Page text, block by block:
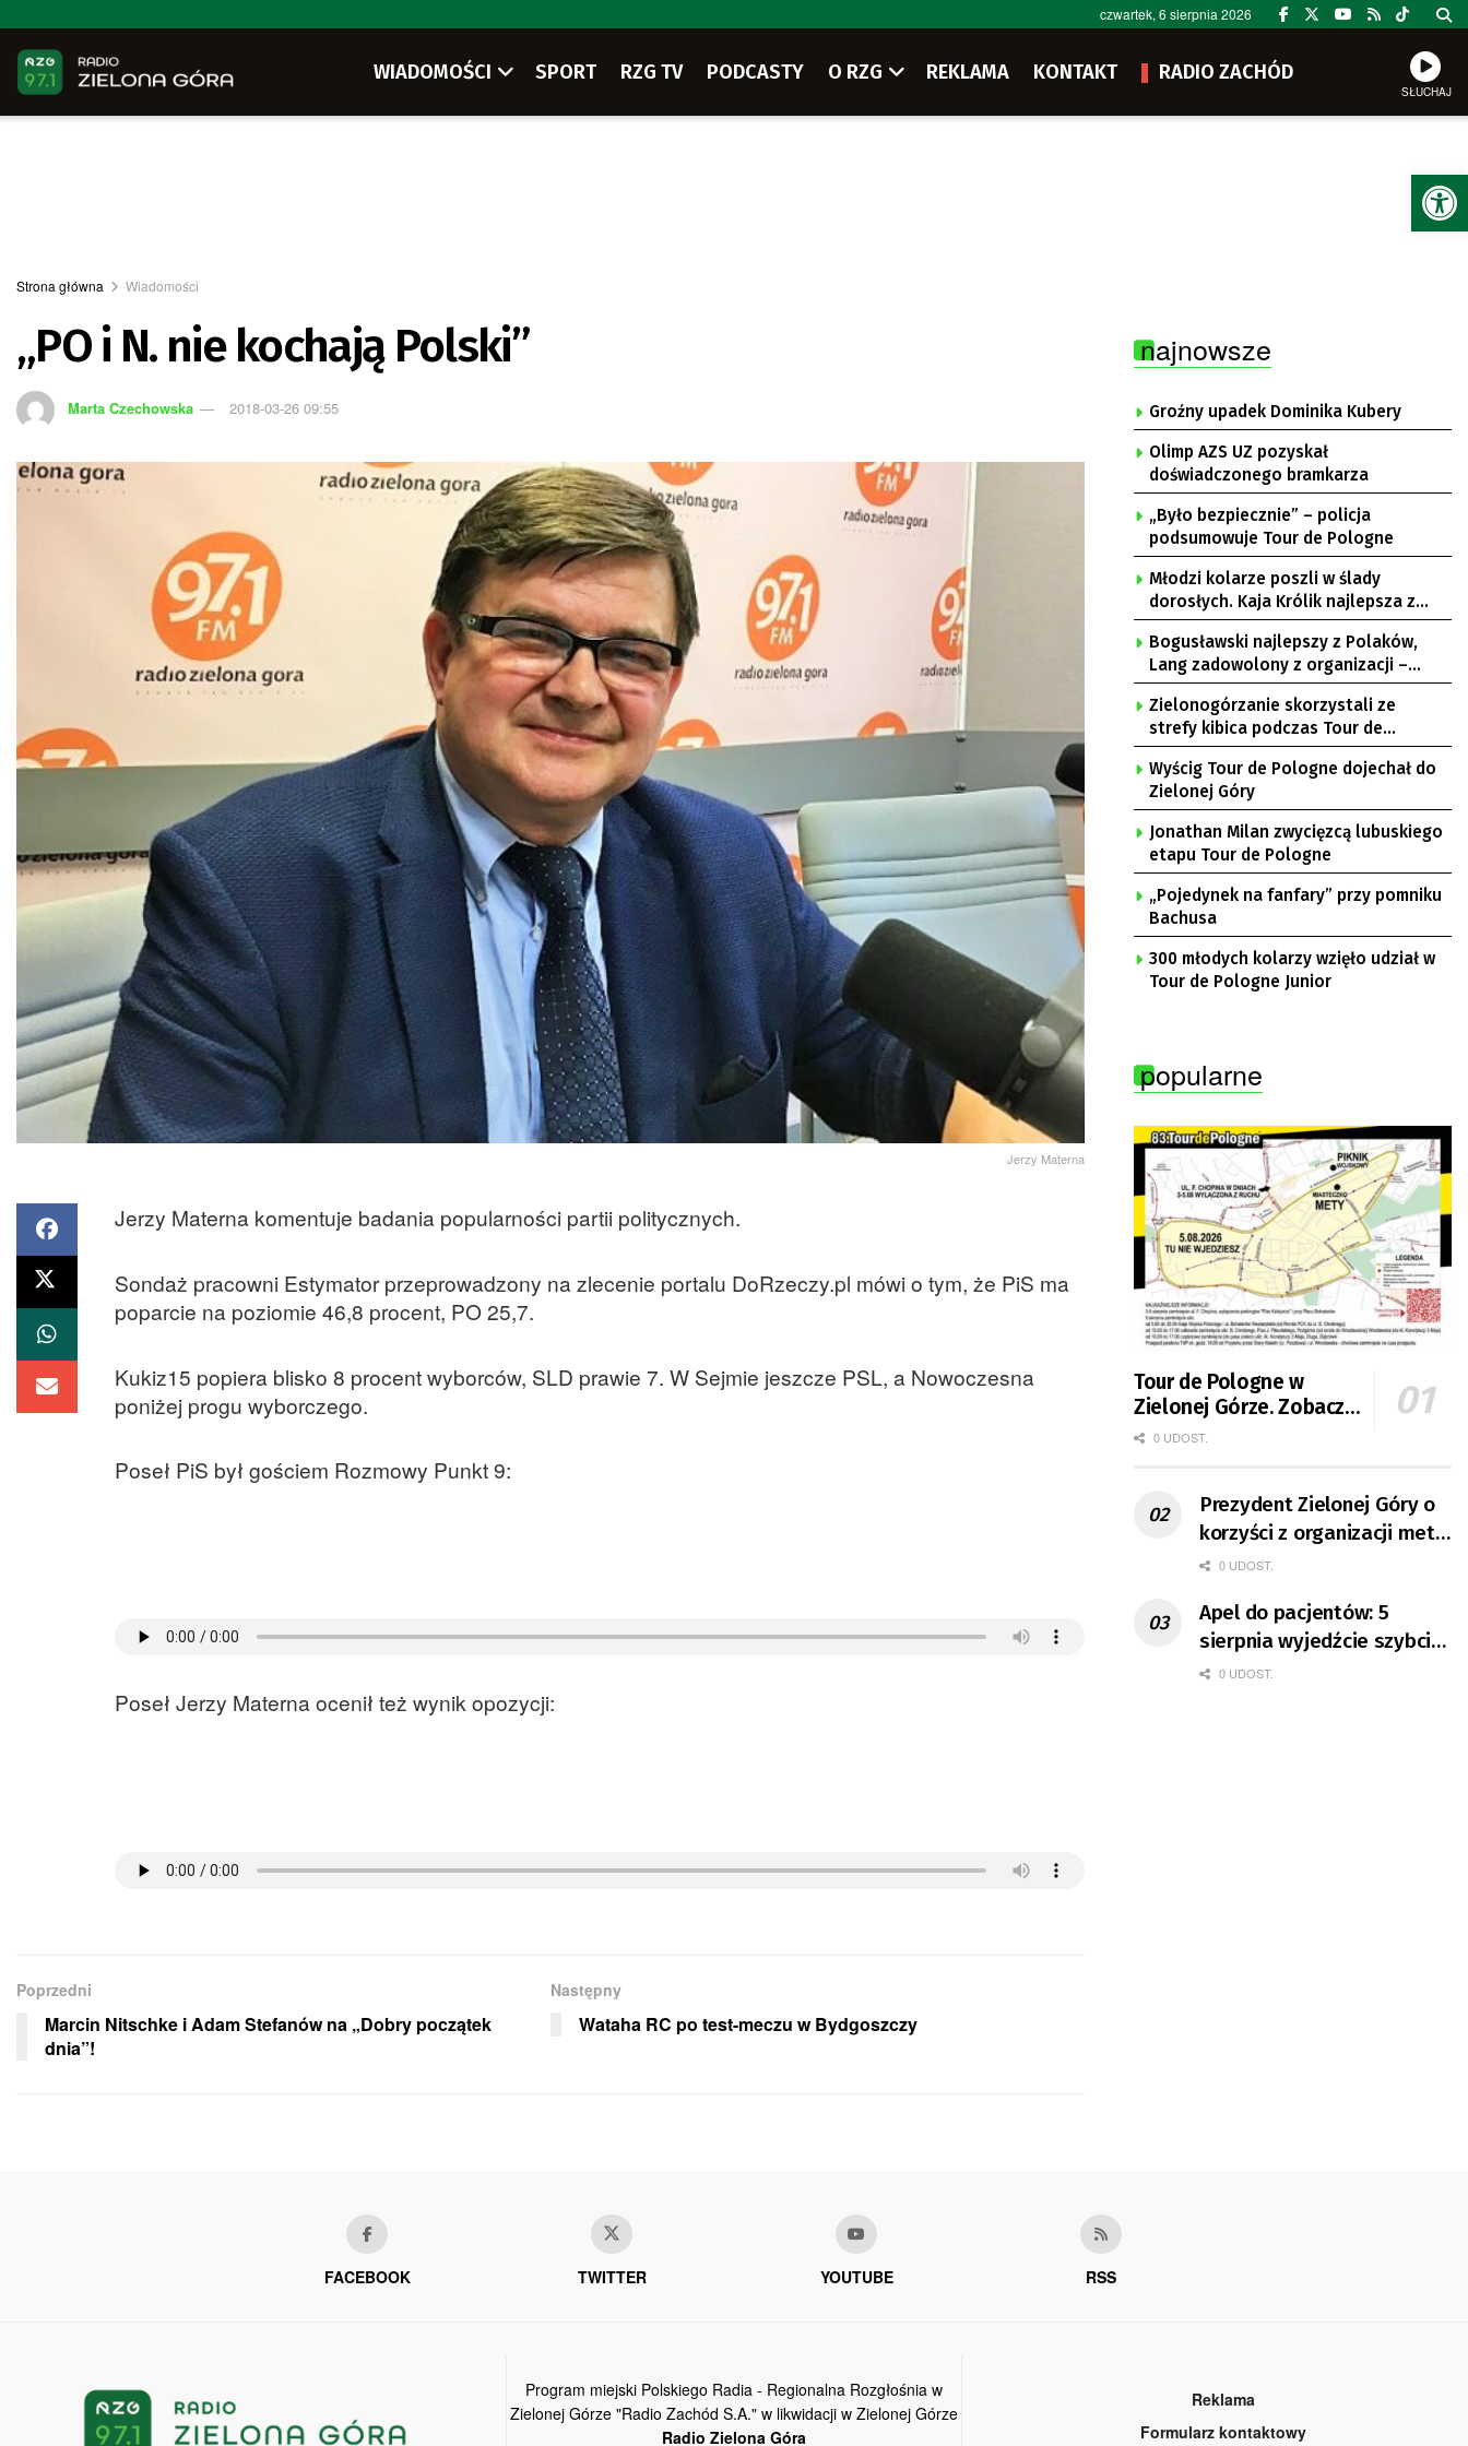
czwartek, 6 sierpnia 2026
WIADOMOŚCI SPORT RZG TV PODCASTY O RZG REKLAMA KONTAKT RADIO ZACHÓD
SŁUCHAJ
Strona główna Wiadomości
„PO i N. nie kochają Polski”
Marta Czechowska 2018-03-26 09:55
Jerzy Materna
Jerzy Materna komentuje badania popularności partii politycznych.
Sondaż pracowni Estymator przeprowadzony na zlecenie portalu DoRzeczy.pl mówi o tym, że PiS ma
poparcie na poziomie 46,8 procent, PO 25,7.
Kukiz15 popiera blisko 8 procent wyborców, SLD prawie 7. W Sejmie jeszcze PSL, a Nowoczesna
poniżej progu wyborczego.
Poseł PiS był gościem Rozmowy Punkt 9:
Poseł Jerzy Materna ocenił też wynik opozycji:
Poprzedni
Marcin Nitschke i Adam Stefanów na „Dobry początek
dnia”!
Następny
Wataha RC po test-meczu w Bydgoszczy
najnowsze
Groźny upadek Dominika Kubery
Olimp AZS UZ pozyskał
doświadczonego bramkarza
„Było bezpiecznie” – policja
podsumowuje Tour de Pologne
Młodzi kolarze poszli w ślady
dorosłych. Kaja Królik najlepsza z
Lubuszanek w Tour de Pologne Junior
Bogusławski najlepszy z Polaków,
Lang zadowolony z organizacji –
komentarze po 3. etapie Tour de
Pologne
Zielonogórzanie skorzystali ze
strefy kibica podczas Tour de
Pologne
Wyścig Tour de Pologne dojechał do
Zielonej Góry
Jonathan Milan zwycięzcą lubuskiego
etapu Tour de Pologne
„Pojedynek na fanfary” przy pomniku
Bachusa
300 młodych kolarzy wzięło udział w
Tour de Pologne Junior
popularne
Tour de Pologne w
Zielonej Górze. Zobacz
zmiany w organizacji
0 UDOST.
Prezydent Zielonej Góry o
korzyści z organizacji mety
Tour de Pologne
0 UDOST.
Apel do pacjentów: 5
sierpnia wyjedźcie szybciej
z domów
0 UDOST.
FACEBOOK TWITTER YOUTUBE RSS
Program miejski Polskiego Radia - Regionalna Rozgłośnia w
Zielonej Górze "Radio Zachód S.A." w likwidacji w Zielonej Górze
Radio Zielona Góra
Reklama
Formularz kontaktowy